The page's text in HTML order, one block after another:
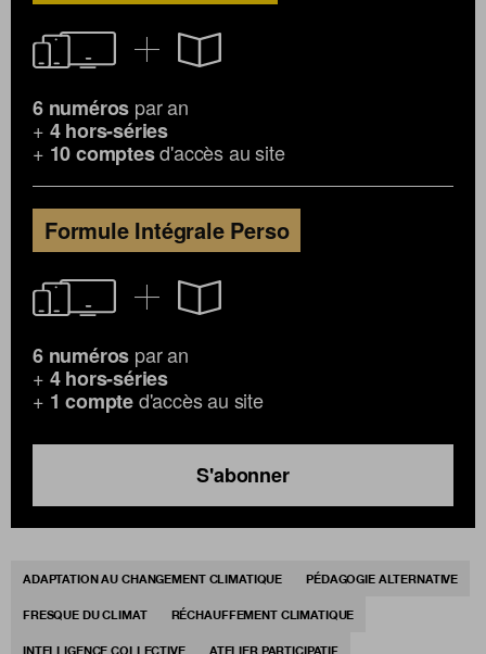
6 numéros par an
+ 4 hors-séries
+ 10 comptesd'accès au site
Formule Intégrale Perso
6 numéros par an
+ 4 hors-séries
+ 1 compted'accès au site
S'abonner
ADAPTATION AU CHANGEMENT CLIMATIQUE PÉDAGOGIE ALTERNATIVE
FRESQUE DU CLIMAT RÉCHAUFFEMENT CLIMATIQUE
INTELLIGENCE COLLECTIVE ATELIER PARTICIPATIF